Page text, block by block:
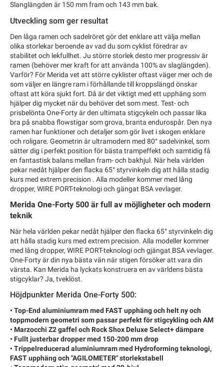
Slanglängden är 150 mm fram och 143 mm bak.
Utveckling som ger resultat
Den låga ramen och sadelröret gör det enklare att välja mellan
olika storlekar beroende av vad du som cyklist föredrar av
stabilitet och lekfullhet. Ju större storlek desto mer progressiv är
ramen (behöver mer kraft for att använda 100% av slaglängden).
Varför? För Merida vet att större cyklister oftast väger mer och de
som väljer en längre ram i förhållande till kroppslängd önskar
oftast att köra sjukt fort. Då är det viktigt med ett upphäng som
hjälper dig mycket när du behöver det som mest. Test- och
prisbelönta One-Forty är den ultimata stigcykeln och passar lika
bra på snabba flowstigar som grova, branta endurospår. Den nya
ramen har funktioner och detaljer som gör livet i skogen enklare
och roligare. Geometrin är ultramodern med 80° sadelvinkel, som
sätter dig i perfekt position för bästa trampeffekt och samtidig få
en fantastisk balans mellan fram- och bakhjul. När hela världen
pekar nedåt hjälper den flacka 65° styrvinkeln dig att hålla stadig
kurs med extrem precision . Alla modeller kommer med lång
dropper, WIRE PORT-teknologi och gängat BSA vevlager.
Merida One-Forty 500 är full av möjligheter och modern
teknik
När hela världen pekar nedåt hjälper den flacka 65° styrvinkeln dig
att hålla stadig kurs med extrem precision. Alla modeller kommer
med lång dropper, WIRE PORT-teknologi och gjängat BSA vevlager.
One-Forty är din nya bästa vän när stigen försöker att vara din
värsta. Kan Merida ha lyckats konstruera en av världens bästa
stigcyklar? Ja, tveklöst.
Höjdpunkter Merida One-Forty 500:
• Top-End aluminiumram med FAST upphäng och helt ny och
toppmodern geometri som passar perfekt för stigcykling och AM
• Marzocchi Z2 gaffel och Rock Shox Deluxe Select+ dämpare
• Fullt justerbar dropper med 150-200 mm drop
• Trippelreducerad aluminiumram med Hydroforming teknologi,
FAST upphäng och "AGILOMETER" storlekstabell